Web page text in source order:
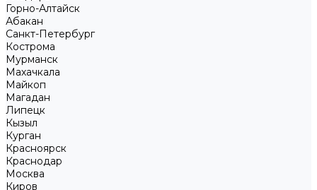
Горно-Алтайск
Абакан
Санкт-Петербург
Кострома
Мурманск
Махачкала
Майкоп
Магадан
Липецк
Кызыл
Курган
Красноярск
Краснодар
Москва
Киров